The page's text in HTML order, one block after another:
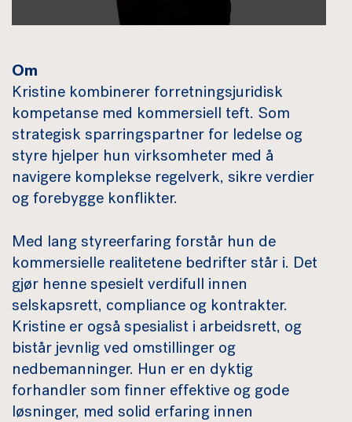
Om
Kristine kombinerer forretningsjuridisk
kompetanse med kommersiell teft. Som
strategisk sparringspartner for ledelse og
styre hjelper hun virksomheter med å
navigere komplekse regelverk, sikre verdier
og forebygge konflikter.
Med lang styreerfaring forstår hun de
kommersielle realitetene bedrifter står i. Det
gjør henne spesielt verdifull innen
selskapsrett, compliance og kontrakter.
Kristine er også spesialist i arbeidsrett, og
bistår jevnlig ved omstillinger og
nedbemanninger. Hun er en dyktig
forhandler som finner effektive og gode
løsninger, med solid erfaring innen